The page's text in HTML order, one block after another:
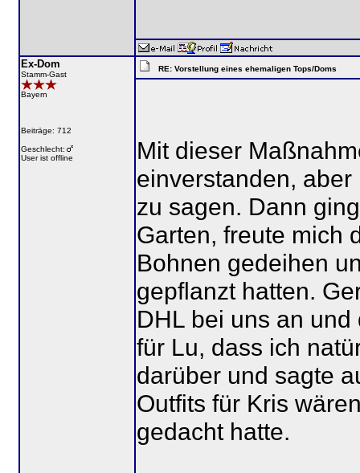
Ex-Dom
Stamm-Gast
Bayern
Beiträge: 712
Geschlecht:
User ist offline
RE: Vorstellung eines ehemaligen Tops/Doms
Mit dieser
einverstanden,
zu sagen. Dann
Garten, freute mich
Bohnen gedeihen
gepflanzt hatten.
DHL bei uns an
für Lu, dass ich
darüber und sagte
Outfits für Kris
gedacht hatte.